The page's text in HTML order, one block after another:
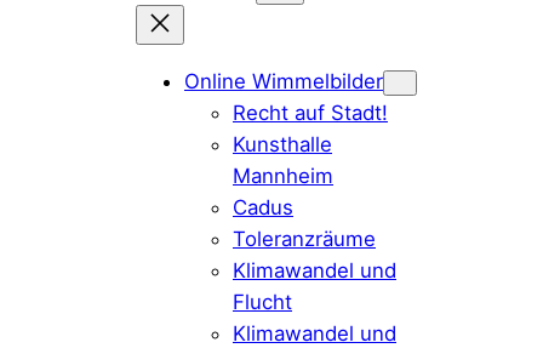
Online Wimmelbilder
Recht auf Stadt!
Kunsthalle
Mannheim
Cadus
Toleranzräume
Klimawandel und
Flucht
Klimawandel und